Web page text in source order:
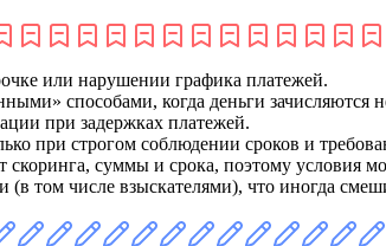
или нарушении графика платежей.
способами, когда деньги зачисляются
при задержках платежей.
при строгом соблюдении сроков и
скоринга, суммы и срока, поэтому условия
(в том числе взыскателями), что иногда